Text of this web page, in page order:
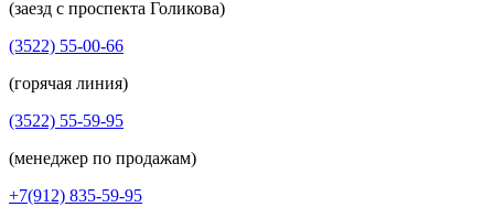
(заезд с проспекта Голикова)
(3522) 55-00-66
(горячая линия)
(3522) 55-59-95
(менеджер по продажам)
+7(912) 835-59-95